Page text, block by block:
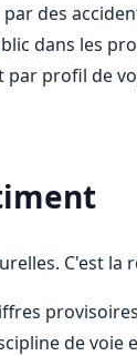
des
dans les
profil de
C'est la
de voie